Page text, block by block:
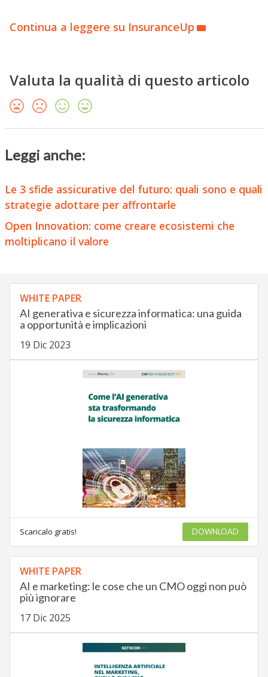
Continua a leggere su InsuranceUp
Valuta la qualità di questo articolo
Leggi anche:
Le 3 sfide assicurative del futuro: quali sono e quali
strategie adottare per affrontarle
Open Innovation: come creare ecosistemi che
moltiplicano il valore
WHITE PAPER
AI generativa e sicurezza informatica: una guida
a opportunità e implicazioni
19 Dic 2023
Scaricalo gratis! DOWNLOAD
WHITE PAPER
AI e marketing: le cose che un CMO oggi non può
più ignorare
17 Dic 2025